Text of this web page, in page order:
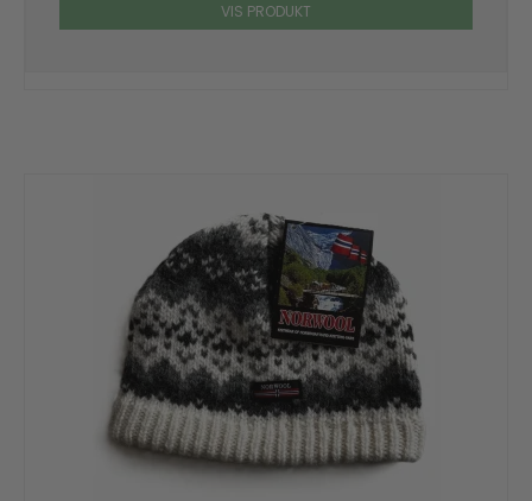
VIS PRODUKT